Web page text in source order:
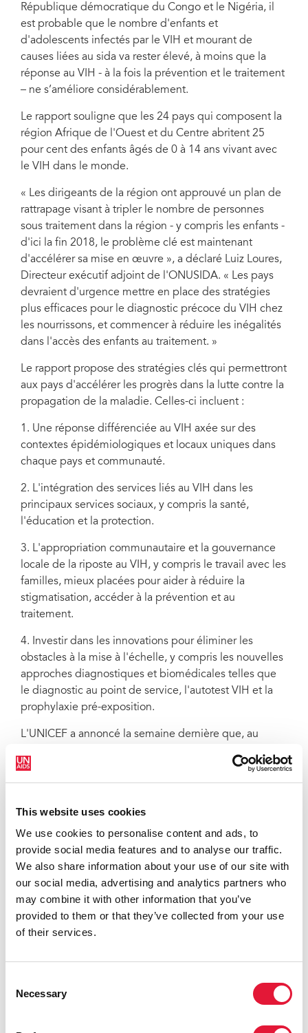
This website uses cookies
We use cookies to personalise content and ads, to
provide social media features and to analyse our traffic.
We also share information about your use of our site with
our social media, advertising and analytics partners who
may combine it with other information that you’ve
provided to them or that they’ve collected from your use
of their services.
Selection
Necessary
République démocratique du Congo et le Nigéria, il
est probable que le nombre d'enfants et
d'adolescents infectés par le VIH et mourant de
causes liées au sida va rester élevé, à moins que la
réponse au VIH - à la fois la prévention et le traitement
– ne s’améliore considérablement.
Le rapport souligne que les 24 pays qui composent la
région Afrique de l'Ouest et du Centre abritent 25
pour cent des enfants âgés de 0 à 14 ans vivant avec
le VIH dans le monde.
« Les dirigeants de la région ont approuvé un plan de
rattrapage visant à tripler le nombre de personnes
sous traitement dans la région - y compris les enfants -
d'ici la fin 2018, le problème clé est maintenant
d'accélérer sa mise en œuvre », a déclaré Luiz Loures,
Directeur exécutif adjoint de l'ONUSIDA. « Les pays
devraient d'urgence mettre en place des stratégies
plus efficaces pour le diagnostic précoce du VIH chez
les nourrissons, et commencer à réduire les inégalités
dans l'accès des enfants au traitement. »
Le rapport propose des stratégies clés qui permettront
aux pays d'accélérer les progrès dans la lutte contre la
propagation de la maladie. Celles-ci incluent :
1. Une réponse différenciée au VIH axée sur des
contextes épidémiologiques et locaux uniques dans
chaque pays et communauté.
2. L'intégration des services liés au VIH dans les
principaux services sociaux, y compris la santé,
l'éducation et la protection.
3. L'appropriation communautaire et la gouvernance
locale de la riposte au VIH, y compris le travail avec les
familles, mieux placées pour aider à réduire la
stigmatisation, accéder à la prévention et au
traitement.
4. Investir dans les innovations pour éliminer les
obstacles à la mise à l'échelle, y compris les nouvelles
approches diagnostiques et biomédicales telles que
le diagnostic au point de service, l'autotest VIH et la
prophylaxie pré-exposition.
L'UNICEF a annoncé la semaine dernière que, au
accrue
pour en finir avec le sida chez les enfants ne
seraient pas atteints.
Les faits clés du rapport :
La prévention de la transmission du VIH de la mère à
l'enfant a été multipliée par 2,5 entre 2010 et 2016 (de
21 à 49 pour cent), certains pays comme le Bénin, le
Burkina Faso et le Cap Vert fournissant maintenant ces
services à plus de 80 pour cent des femmes enceintes
vivant avec le VIH.
traitement antirétroviral pédiatrique la plus faible au
monde, avec seulement 21 pour cent des 540 000